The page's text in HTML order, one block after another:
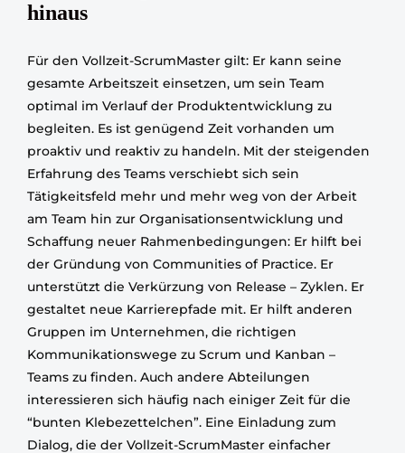
hinaus
Für den Vollzeit-ScrumMaster gilt: Er kann seine
gesamte Arbeitszeit einsetzen, um sein Team
optimal im Verlauf der Produktentwicklung zu
begleiten. Es ist genügend Zeit vorhanden um
proaktiv und reaktiv zu handeln. Mit der steigenden
Erfahrung des Teams verschiebt sich sein
Tätigkeitsfeld mehr und mehr weg von der Arbeit
am Team hin zur Organisationsentwicklung und
Schaffung neuer Rahmenbedingungen: Er hilft bei
der Gründung von Communities of Practice. Er
unterstützt die Verkürzung von Release – Zyklen. Er
gestaltet neue Karrierepfade mit. Er hilft anderen
Gruppen im Unternehmen, die richtigen
Kommunikationswege zu Scrum und Kanban –
Teams zu finden. Auch andere Abteilungen
interessieren sich häufig nach einiger Zeit für die
“bunten Klebezettelchen”. Eine Einladung zum
Dialog, die der Vollzeit-ScrumMaster einfacher